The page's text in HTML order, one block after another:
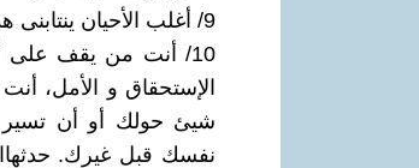
9/ أغلب الأحيان ينتابنى هذآ الإحساس، أنا لا أعيش يومي، أنا أنجو منه!
10/ أنت من يقف على
الإستحقاق و الأمل،
شيئ حولك أو أن تسير
نفسك قبل غيرك.